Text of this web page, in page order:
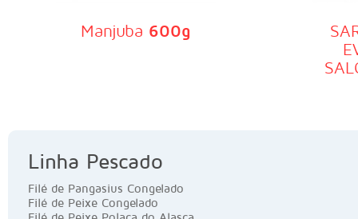
Manjuba 600g
Linha Pescado
Filé de Pangasius Congelado
Filé de Peixe Congelado